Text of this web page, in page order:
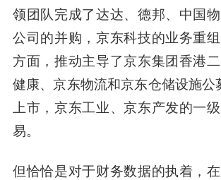
领团队完成了达达、德邦、中国
公司的并购，京东科技的业务重
方面，推动主导了京东集团香港
健康、京东物流和京东仓储设施公
上市，京东工业、京东产发的一
易。
但恰恰是对于财务数据的执着，